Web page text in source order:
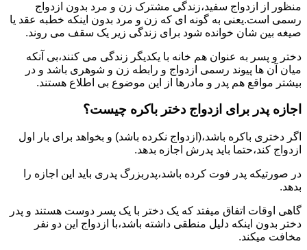
منظور از ازدواج سفید،زندگی مشترک زن و مرد بدون ازدواج
رسمی است.یعنی به گونه ای که زن و مرد بدون اینکه خطبه عقد یا
صیغه بین شان خوانده شود برای زندگی زیر یک سقف می روند.
دختر و پسر به عنوان هم خانه با یکدیگر زندگی می کنند،بی آنکه
میان آن ها پیوند رسمی ازدواج و رابطه زن و شوهری باشد و در
بیشتر مواقع هم پدر و مادرها از این موضوع بی اطلاع هستند.
اجازه پدر برای ازدواج دختر باکره چیست؟
اگر دختری باکره باشد،(ازدواج نکرده باشد) و بخواهد برای بار اول
ازدواج کند،حتما باید پدرش اجازه بدهد.
در صورتیکه پدر فوت کرده باشد،پدربزرگ پدری باید این اجازه را
بدهد.
گاهی اوقات اتفاق میفتد که یک دختر با یک پسر دوست هستند و پدر
دختر بدون اینکه دلیل منطقی داشته باشد،با ازدواج این دو نفر
مخافت میکند.